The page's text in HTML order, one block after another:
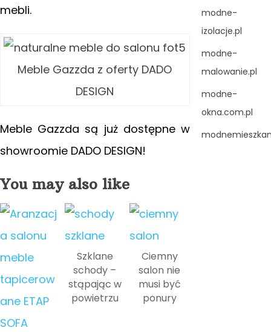
mebli.
Meble Gazzda z oferty DADO
DESIGN
Meble Gazzda są już dostępne w
showroomie DADO DESIGN!
You may also like
Szklane
schody –
stąpając w
powietrzu
Ciemny
salon nie
musi być
ponury
modne-
izolacje.pl
modne-
malowanie.pl
modne-
okna.com.pl